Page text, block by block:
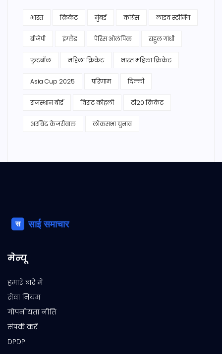
भारत क्रिकेट मुंबई कांग्रेस लाइव स्ट्रीमिंग
बीजेपी इंग्लैंड पेरिस ओलंपिक राहुल गांधी
फुटबॉल महिला क्रिकेट भारत महिला क्रिकेट
Asia Cup 2025 परिणाम दिल्ली
राजस्थान बोर्ड विराट कोहली टी20 क्रिकेट
अरविंद केजरीवाल लोकसभा चुनाव
मेन्यू
हमारे बारे में
सेवा नियम
गोपनीयता नीति
संपर्क करें
DPDP